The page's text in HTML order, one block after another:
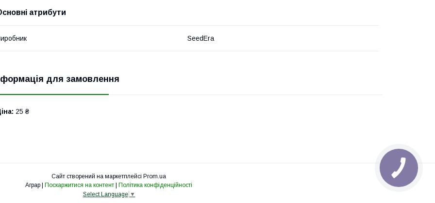
атрибути
SeedEra
для замовлення
25 ₴
Сайт створений на маркетплейсі Prom.ua
Поскаржитися на контент
Політика конфіденційності
Select Language ▼